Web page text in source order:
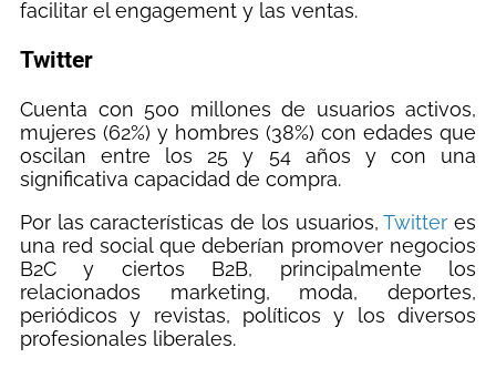
facilitar el engagement y las ventas.
Twitter
Cuenta con 500 millones de usuarios activos,
mujeres (62%) y hombres (38%) con edades que
oscilan entre los 25 y 54 años y con una
significativa capacidad de compra.
Por las características de los usuarios,Twitter es
una red social que deberían promover negocios
B2C y ciertos B2B, principalmente los
relacionados marketing, moda, deportes,
periódicos y revistas, políticos y los diversos
profesionales liberales.